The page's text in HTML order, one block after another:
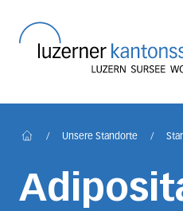
/ Unsere Standorte /